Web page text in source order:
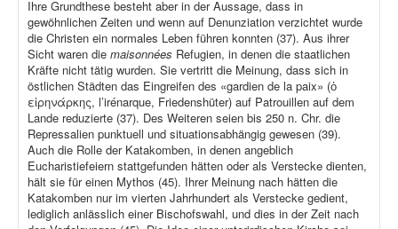
Ihre Grundthese besteht aber in der Aussage, dass in
gewöhnlichen Zeiten und wenn auf Denunziation verzichtet wurde
die Christen ein normales Leben führen konnten (37). Aus ihrer
Sicht waren die maisonnées Refugien, in denen die staatlichen
Kräfte nicht tätig wurden. Sie vertritt die Meinung, dass sich in
östlichen Städten das Eingreifen des «gardien de la paix» (ὁ
εἰρηνάρκης, l’irénarque, Friedenshüter) auf Patrouillen auf dem
Lande reduzierte (37). Des Weiteren seien bis 250 n. Chr. die
Repressalien punktuell und situationsabhängig gewesen (39).
Auch die Rolle der Katakomben, in denen angeblich
Eucharistiefeiern stattgefunden hätten oder als Verstecke dienten,
hält sie für einen Mythos (45). Ihrer Meinung nach hätten die
Katakomben nur im vierten Jahrhundert als Verstecke gedient,
lediglich anlässlich einer Bischofswahl, und dies in der Zeit nach